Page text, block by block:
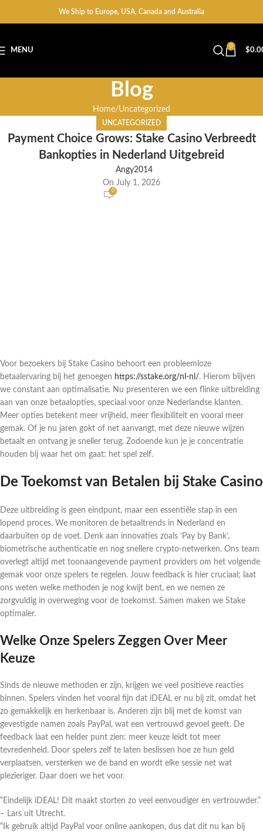
We Ship to Europe, USA, Canada and Australia
MENU
0
$
Blog
Home Uncategorized
UNCATEGORIZED
Payment Choice Grows: Stake Casino Verbreedt
Bankopties in Nederland Uitgebreid
Angy2014
On July 1, 2026
0
Voor bezoekers bij Stake Casino behoort een probleemloze
betaalervaring bij het genoegen https://sstake.org/nl-nl/. Hierom blijven
we constant aan optimalisatie. Nu presenteren we een flinke uitbreiding
aan van onze betaalopties, speciaal voor onze Nederlandse klanten.
Meer opties betekent meer vrijheid, meer flexibiliteit en vooral meer
gemak. Of je nu jaren gokt of net aanvangt, met deze nieuwe wijzen
betaalt en ontvang je sneller terug. Zodoende kun je je concentratie
houden bij waar het om gaat: het spel zelf.
De Toekomst van Betalen bij Stake Casino
Deze uitbreiding is geen eindpunt, maar een essentiële stap in een
lopend proces. We monitoren de betaaltrends in Nederland en
daarbuiten op de voet. Denk aan innovaties zoals ‘Pay by Bank’,
biometrische authenticatie en nog snellere crypto-netwerken. Ons team
overlegt altijd met toonaangevende payment providers om het volgende
gemak voor onze spelers te regelen. Jouw feedback is hier cruciaal; laat
ons weten welke methoden je nog kwijt bent, en we nemen ze
zorgvuldig in overweging voor de toekomst. Samen maken we Stake
optimaler.
Welke Onze Spelers Zeggen Over Meer
Keuze
Sinds de nieuwe methoden er zijn, krijgen we veel positieve reacties
binnen. Spelers vinden het vooral fijn dat iDEAL er nu bij zit, omdat het
zo gemakkelijk en herkenbaar is. Anderen zijn blij met de komst van
gevestigde namen zoals PayPal, wat een vertrouwd gevoel geeft. De
feedback laat een helder punt zien: meer keuze leidt tot meer
tevredenheid. Door spelers zelf te laten beslissen hoe ze hun geld
verplaatsen, versterken we de band en wordt elke sessie net wat
plezieriger. Daar doen we het voor.
“Eindelijk iDEAL! Dit maakt storten zo veel eenvoudiger en vertrouwder.”
– Lars uit Utrecht.
“Ik gebruik altijd PayPal voor online aankopen, dus dat dit nu kan bij